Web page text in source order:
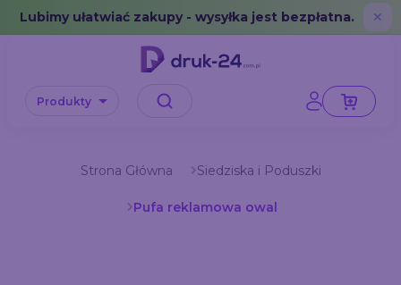
Error: No data in cache or invalid format
Lubimy ułatwiać zakupy - wysyłka jest bezpłatna. ✕
Produkty
Strona Główna Siedziska i Poduszki
Pufa reklamowa owal